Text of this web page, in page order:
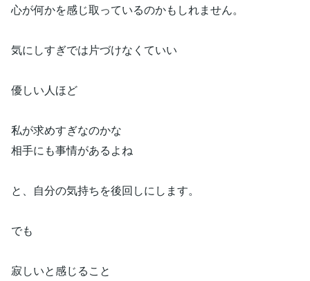
心が何かを感じ取っているのかもしれません。
気にしすぎでは片づけなくていい
優しい人ほど
私が求めすぎなのかな
相手にも事情があるよね
と、自分の気持ちを後回しにします。
でも
寂しいと感じること